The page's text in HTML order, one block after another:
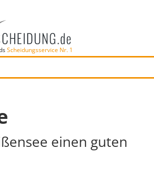
Scheidungsservice Nr. 1
einen guten